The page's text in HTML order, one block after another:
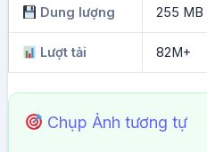
Dung lượng 255 MB
Lượt tải 82M+
Chụp Ảnh tương tự